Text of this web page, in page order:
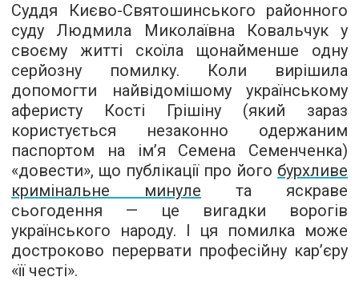
Суддя Києво-Святошинського районного
суду Людмила Миколаївна Ковальчук у
своєму житті скоїла щонайменше одну
серйозну помилку. Коли вирішила
допомогти найвідомішому українському
аферисту Кості Грішіну (який зараз
користується незаконно одержаним
паспортом на ім’я Семена Семенченка)
«довести», що публікації про його бурхливе
кримінальне минуле та яскраве
сьогодення — це вигадки ворогів
українського народу. І ця помилка може
достроково перервати професійну кар’єру
«її честі».